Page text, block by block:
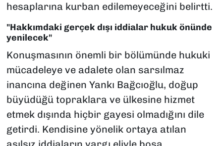
hesaplarına kurban edilemeyeceğini belirtti.
"Hakkımdaki gerçek dışı iddialar hukuk önünde
yenilecek"
Konuşmasının önemli bir bölümünde hukuki
mücadeleye ve adalete olan sarsılmaz
inancına değinen Yankı Bağcıoğlu, doğup
büyüdüğü topraklara ve ülkesine hizmet
etmek dışında hiçbir gayesi olmadığını dile
getirdi. Kendisine yönelik ortaya atılan